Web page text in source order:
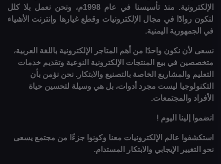
الإلكترونية. منذ تأسيسنا في عام 1998م، ونحن نعمل بلا كلل
لنكون روادًا في مجال الإلكترونيات وقطع غيارها وإنترنت الأشياء
في الجمهورية اليمنية.
نسعى لأن نكون واحدًا من أهم المتاجر الإلكترونية باللغة العربية،
متخصصين في بيع المنتجات الإلكترونية النوعية وتقديم خدمات
التعليم والمشاريع الخاصة بالتصنيع والابتكار. نحن نؤمن بأن
التكنولوجيا ليست مجرد أدوات، بل هي وسيلة لتحسين حياة
الأفراد والمجتمعات.
انضموا إلينا اليوم !
استكشفوا عالم الإلكترونيات معنا وكونوا جزءًا من مجتمع يسعى
نحو التغيير الإيجابي والابتكار المستدام.